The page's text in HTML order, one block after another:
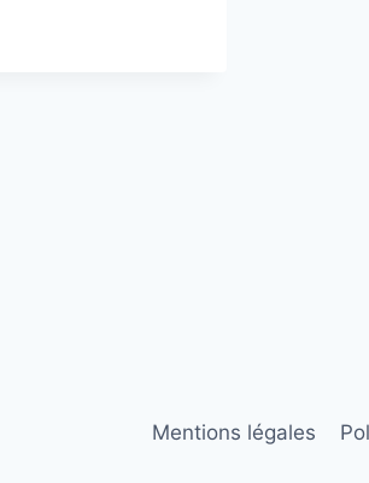
Mentions légales